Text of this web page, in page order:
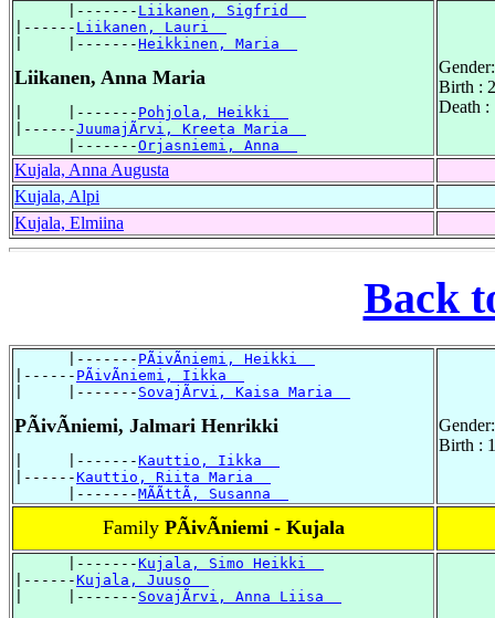
      |-------
Liikanen, Sigfrid
|------ Liikanen, Lauri
|     |-------Heikkinen, Maria
Liikanen, Anna Maria
|     |------- Pohjola, Heikki
|------JuumajÃrvi, Kreeta Maria
      |-------
Orjasniemi, Anna
Birth :
Death :
Kujala, Anna Augusta
Kujala, Alpi
Kujala, Elmiina
Back
      |-------
PÃivÃniemi, Heikki
|------ PÃivÃniemi, Iikka
|     |------- SovajÃrvi, Kaisa Maria
PÃivÃniemi, Jalmari Henrikki
|     |-------Kauttio, Iikka
|------Kauttio, Riita Maria
      |-------
MÃÃttÃ, Susanna
Birth :
Family PÃivÃniemi - Kujala
      |-------
Kujala, Simo Heikki
|------Kujala, Juuso
|     |------- SovajÃrvi, Anna Liisa